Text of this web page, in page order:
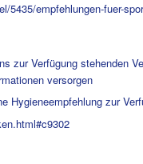
5435/empfehlungen-fuer-
zur Verfügung stehenden
versorgen
Hygieneempfehlung zur